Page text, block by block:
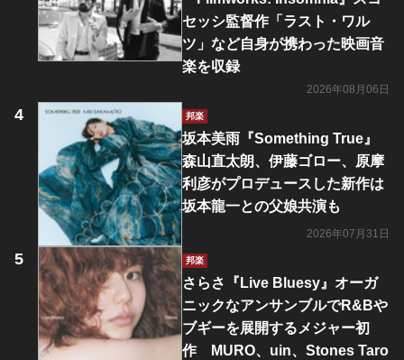
セッシ監督作「ラスト・ワル
ツ」など自身が携わった映画音
楽を収録
2026年08月06日
邦楽
坂本美雨『Something True』
森山直太朗、伊藤ゴロー、原摩
利彦がプロデュースした新作は
坂本龍一との父娘共演も
2026年07月31日
邦楽
さらさ『Live Bluesy』オーガ
ニックなアンサンブルでR&Bや
ブギーを展開するメジャー初
作 MURO、uin、Stones Taro